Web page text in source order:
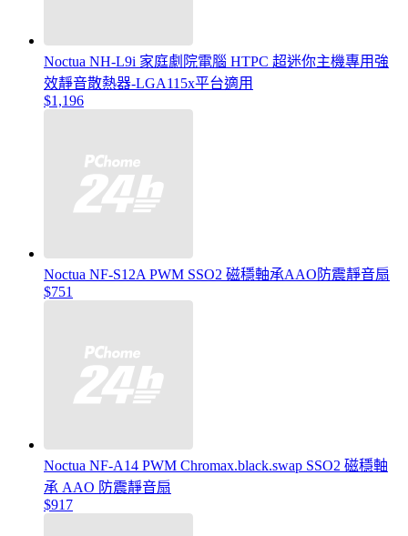
Noctua NH-L9i 家庭劇院電腦 HTPC 超迷你主機專用強
效靜音散熱器-LGA115x平台適用
$1,196
Noctua NF-S12A PWM SSO2 磁穩軸承AAO防震靜音扇
$751
Noctua NF-A14 PWM Chromax.black.swap SSO2 磁穩軸
承 AAO 防震靜音扇
$917